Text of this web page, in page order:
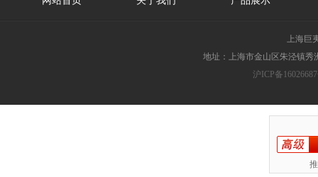
上海巨
地址：上海市金山区朱泾镇秀
沪ICP备